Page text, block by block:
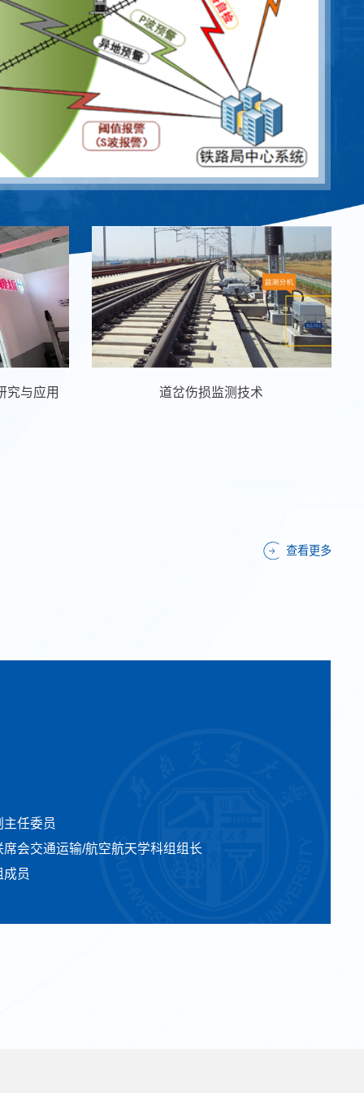
究与应用 道岔伤损监测技术
查看更多
员
会委员
任委员
会交通运输/航空航天学科组组长
员
主任
实验室副主任
组专家
”重点专项总体专家组成员
实验室副主任
员
会委员
任委员
会交通运输/航空航天学科组组长
员